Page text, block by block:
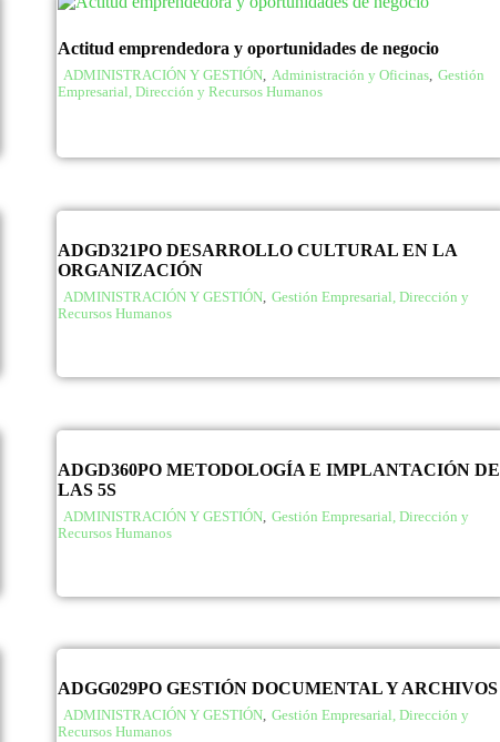
Actitud emprendedora y oportunidades de negocio
ADMINISTRACIÓN Y GESTIÓN, Administración y Oficinas, Gestión
Empresarial, Dirección y Recursos Humanos
ADGD321PO DESARROLLO CULTURAL EN LA
ORGANIZACIÓN
ADMINISTRACIÓN Y GESTIÓN, Gestión Empresarial, Dirección y
Recursos Humanos
ADGD360PO METODOLOGÍA E IMPLANTACIÓN DE
LAS 5S
ADMINISTRACIÓN Y GESTIÓN, Gestión Empresarial, Dirección y
Recursos Humanos
ADGG029PO GESTIÓN DOCUMENTAL Y ARCHIVOS
ADMINISTRACIÓN Y GESTIÓN, Gestión Empresarial, Dirección y
Recursos Humanos